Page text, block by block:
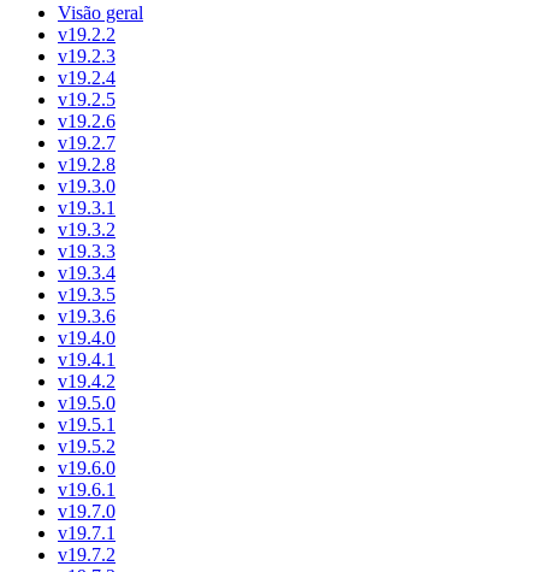
Visão geral
v19.2.2
v19.2.3
v19.2.4
v19.2.5
v19.2.6
v19.2.7
v19.2.8
v19.3.0
v19.3.1
v19.3.2
v19.3.3
v19.3.4
v19.3.5
v19.3.6
v19.4.0
v19.4.1
v19.4.2
v19.5.0
v19.5.1
v19.5.2
v19.6.0
v19.6.1
v19.7.0
v19.7.1
v19.7.2